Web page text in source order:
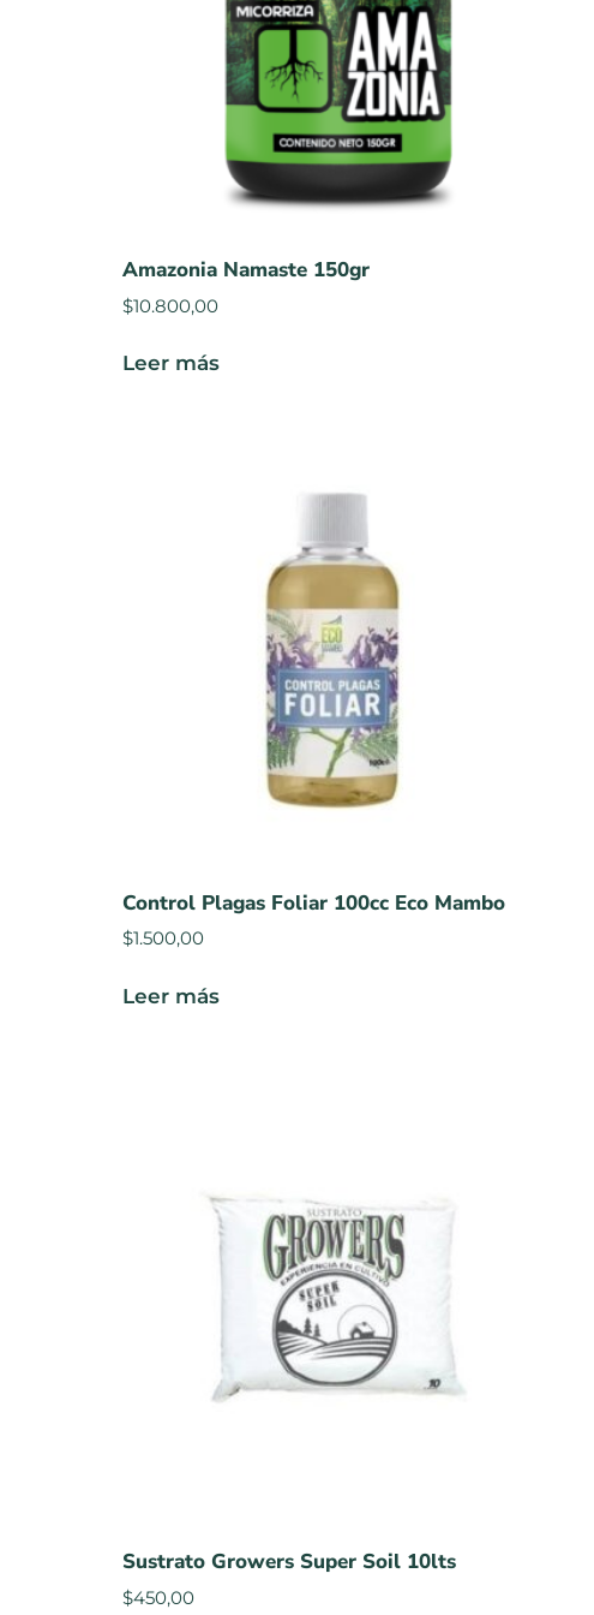
Amazonia Namaste 150gr
$10.800,00
Leer más
Control Plagas Foliar 100cc Eco Mambo
$1.500,00
Leer más
Sustrato Growers Super Soil 10lts
$450,00